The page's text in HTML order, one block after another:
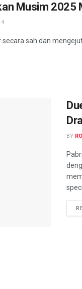
Musim 2025
4
sah dan
BY